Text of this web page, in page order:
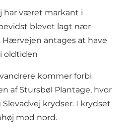
har været markant i
blevet lagt nær
antages at have
oldtiden
kommer forbi
af Stursbøl Plantage, hvor
krydser. I krydset
mod nord.